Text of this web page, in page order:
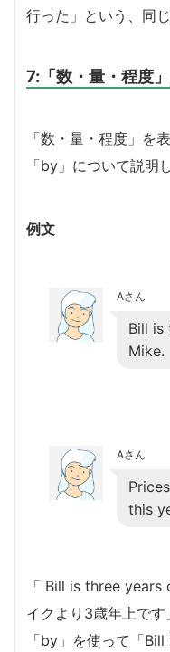
行った」という、同
7:「数・量・程度
「数・量・程度」を
「by」について説明
例文
Aさん
Bill is
Mike.
Aさん
this
「 Bill is three
イクより3歳年上です
「by」を使って「